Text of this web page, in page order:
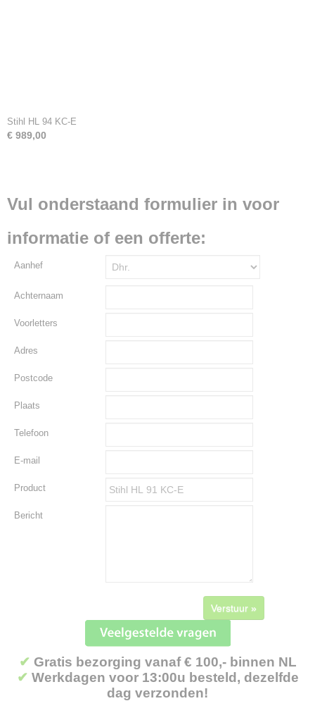
Stihl HL 94 KC-E
€ 989,00
Vul onderstaand formulier in voor
informatie of een offerte:
Aanhef
Achternaam
Voorletters
Adres
Postcode
Plaats
Telefoon
E-mail
Product
Bericht
Verstuur »
✔ Gratis bezorging vanaf € 100,- binnen NL
✔ Werkdagen voor 13:00u besteld, dezelfde
dag verzonden!